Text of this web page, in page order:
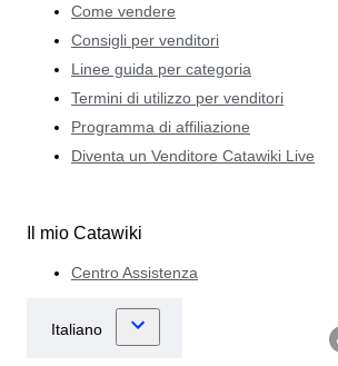
Come vendere
Consigli per venditori
Linee guida per categoria
Termini di utilizzo per venditori
Programma di affiliazione
Diventa un Venditore Catawiki Live
Il mio Catawiki
Centro Assistenza